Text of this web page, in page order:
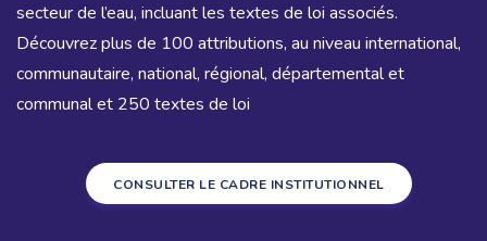
secteur de l’eau, incluant les textes de loi associés.
Découvrez plus de 100 attributions, au niveau international,
communautaire, national, régional, départemental et
communal et 250 textes de loi
CONSULTER LE CADRE INSTITUTIONNEL